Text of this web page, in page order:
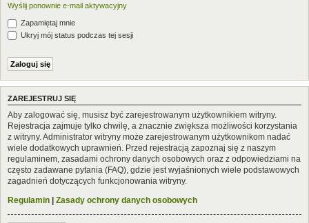
Wyślij ponownie e-mail aktywacyjny
Zapamiętaj mnie
Ukryj mój status podczas tej sesji
ZAREJESTRUJ SIĘ
Aby zalogować się, musisz być zarejestrowanym użytkownikiem witryny.
Rejestracja zajmuje tylko chwilę, a znacznie zwiększa możliwości korzystania
z witryny. Administrator witryny może zarejestrowanym użytkownikom nadać
wiele dodatkowych uprawnień. Przed rejestracją zapoznaj się z naszym
regulaminem, zasadami ochrony danych osobowych oraz z odpowiedziami na
często zadawane pytania (FAQ), gdzie jest wyjaśnionych wiele podstawowych
zagadnień dotyczących funkcjonowania witryny.
Regulamin | Zasady ochrony danych osobowych